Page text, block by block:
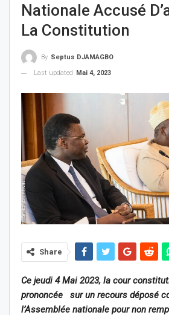
Nationale Accusé
La Constitution
By Septus DJAMAGBO
Last updated
Mai 4, 2023
Share
Ce jeudi 4 Mai 2023, la cour
prononcée sur un recours déposé
l’Assemblée nationale pour non